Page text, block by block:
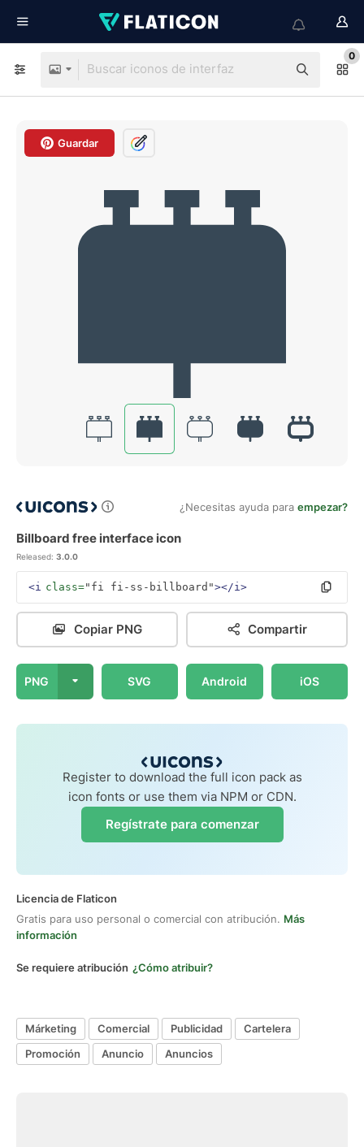
0
Guardar
¿Necesitas ayuda para empezar?
Billboard free interface icon
Released: 3.0.0
<i class="fi fi-ss-billboard"></i>
Copiar PNG Compartir
PNG SVG Android iOS
Register to download the full icon pack as
icon fonts or use them via NPM or CDN.
Regístrate para comenzar
Licencia de Flaticon
Gratis para uso personal o comercial con atribución. Más
información
Se requiere atribución ¿Cómo atribuir?
Márketing Comercial Publicidad
Cartelera
Promoción
Anuncio Anuncios